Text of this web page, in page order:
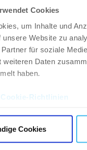
Cookies
um Inhalte und
unsere Website zu
für soziale
weiteren Daten
haben.
Cookie-Richtlinien
Cookies
deine Fortschritte
immer den
immer unter den
Werte.
ein Maßband und
Kleidung zeigt dir, ob
für bildgebende
Uhrzeit. Versuche
zur letzten Woche